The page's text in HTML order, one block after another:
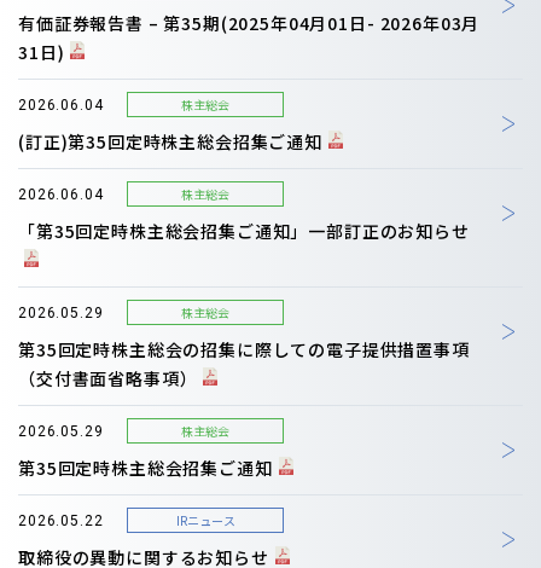
有価証券報告書 – 第35期(2025年04月01日- 2026年03月
31日)
2026.06.04 株主総会
(訂正)第35回定時株主総会招集ご通知
2026.06.04 株主総会
「第35回定時株主総会招集ご通知」一部訂正のお知らせ
2026.05.29 株主総会
第35回定時株主総会の招集に際しての電子提供措置事項
（交付書面省略事項）
2026.05.29 株主総会
第35回定時株主総会招集ご通知
2026.05.22 IRニュース
取締役の異動に関するお知らせ